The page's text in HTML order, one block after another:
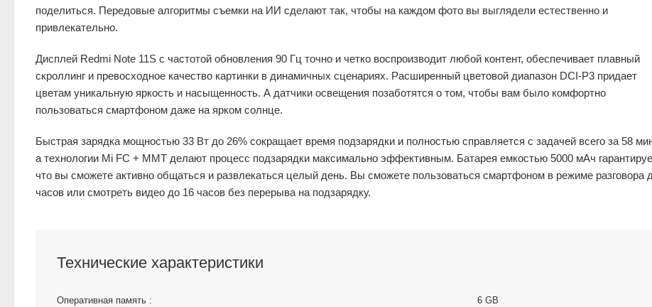
поделиться. Передовые алгоритмы съемки на ИИ сделают так, чтобы на каждом фото вы выглядели естественно и
привлекательно.
Дисплей Redmi Note 11S с частотой обновления 90 Гц точно и четко воспроизводит любой контент, обеспечивает плавный
скроллинг и превосходное качество картинки в динамичных сценариях. Расширенный цветовой диапазон DCI-P3 придает
цветам уникальную яркость и насыщенность. А датчики освещения позаботятся о том, чтобы вам было комфортно
пользоваться смартфоном даже на ярком солнце.
Быстрая зарядка мощностью 33 Вт до 26% сокращает время подзарядки и полностью справляется с задачей всего за 58
а технологии Mi FC + MMT делают процесс подзарядки максимально эффективным. Батарея емкостью 5000 мАч
что вы сможете активно общаться и развлекаться целый день. Вы сможете пользоваться смартфоном в режиме разговора
часов или смотреть видео до 16 часов без перерыва на подзарядку.
Технические характеристики
Оперативная память : 6 GB